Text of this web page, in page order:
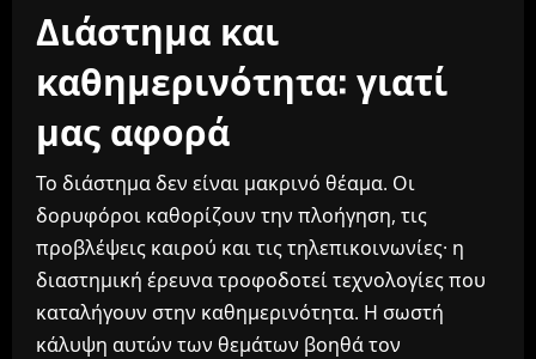
Διάστημα και
καθημερινότητα: γιατί
μας αφορά
Το διάστημα δεν είναι μακρινό θέαμα. Οι
δορυφόροι καθορίζουν την πλοήγηση, τις
προβλέψεις καιρού και τις τηλεπικοινωνίες· η
διαστημική έρευνα τροφοδοτεί τεχνολογίες που
καταλήγουν στην καθημερινότητα. Η σωστή
κάλυψη αυτών των θεμάτων βοηθά τον